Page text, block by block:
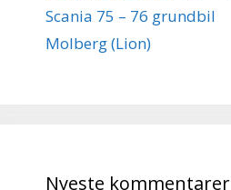
Scania 75 – 76 grundbil
Molberg (Lion)
Nyeste kommentarer